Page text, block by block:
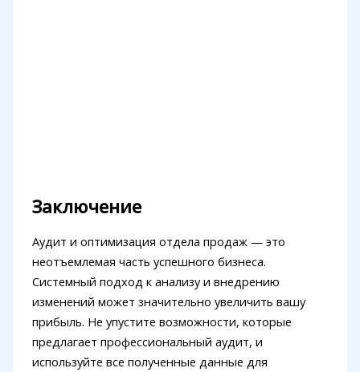
Заключение
Аудит и оптимизация отдела продаж — это
неотъемлемая часть успешного бизнеса.
Системный подход к анализу и внедрению
изменений может значительно увеличить вашу
прибыль. Не упустите возможности, которые
предлагает профессиональный аудит, и
используйте все полученные данные для